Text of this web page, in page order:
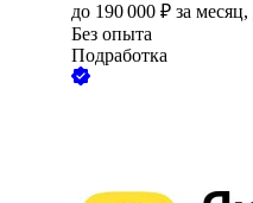
до 190 000 ₽ за месяц,
Без опыта
Подработка